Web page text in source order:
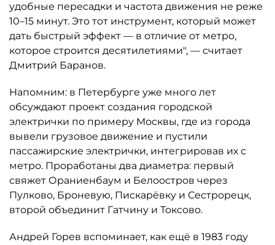
удобные пересадки и частота движения не реже
10–15 минут. Это тот инструмент, который может
дать быстрый эффект — в отличие от метро,
которое строится десятилетиями", — считает
Дмитрий Баранов.
Напомним: в Петербурге уже много лет
обсуждают проект создания городской
электрички по примеру Москвы, где из города
вывели грузовое движение и пустили
пассажирские электрички, интегрировав их с
метро. Проработаны два диаметра: первый
свяжет Ораниенбаум и Белоостров через
Пулково, Броневую, Пискарёвку и Сестрорецк,
второй объединит Гатчину и Токсово.
Андрей Горев вспоминает, как ещё в 1983 году